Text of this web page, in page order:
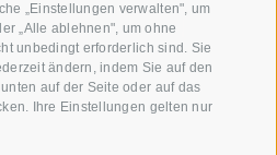
„Einstellungen verwalten", um
„Alle ablehnen", um ohne
unbedingt erforderlich sind. Sie
ändern, indem Sie auf den
auf der Seite oder auf das
Ihre Einstellungen gelten nur